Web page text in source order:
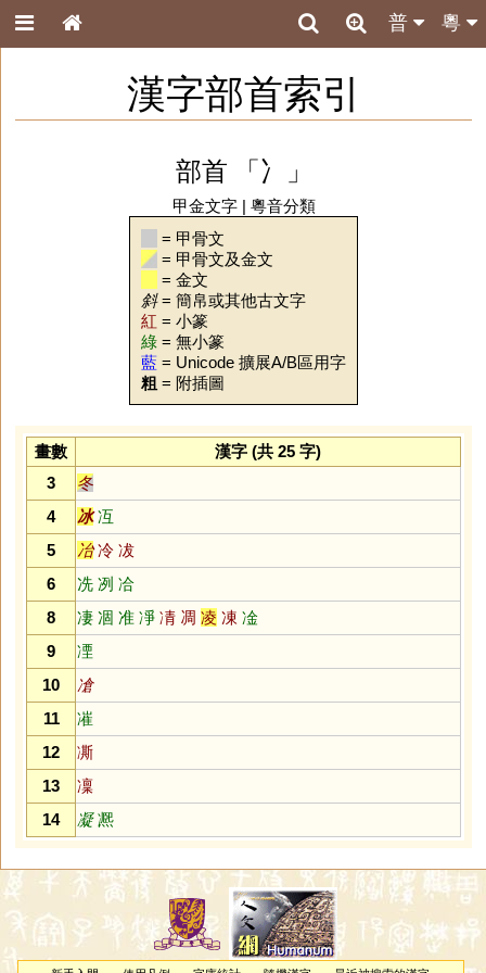
粵
普
漢字部首索引
部首 「冫」
甲金文字| 粵音分類
= 甲骨文
= 甲骨文及金文
= 金文
斜= 簡帛或其他古文字
紅 = 小篆
綠 = 無小篆
藍 = Unicode 擴展A/B區用字
粗 = 附插圖
畫數
漢字 (共 25 字)
3
冬
4
冰 冱
5
冶 冷 冹
6
冼 冽 冾
8
凄 凅 准 凈 凊 凋 凌 凍 凎
9
凐
10
凔
11
凗
12
凘
13
凜
14
凝 凞